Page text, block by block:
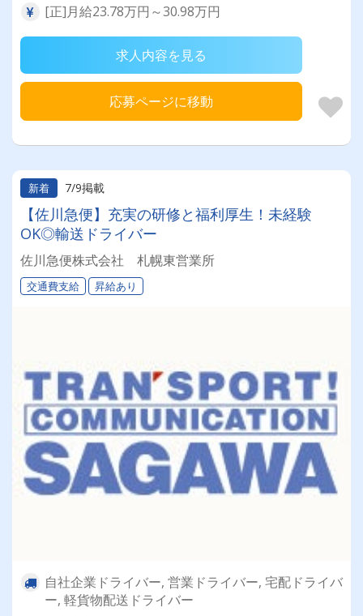
[正]月給23.78万円～30.98万円
求人内容を見る
応募ページに移動
新着 7/9掲載
【佐川急便】充実の研修と福利厚生！未経験
OK◎輸送ドライバー
佐川急便株式会社 札幌東営業所
交通費支給 昇給あり
自社企業ドライバー, 営業ドライバー, 宅配ドライバ
ー, 軽貨物配送ドライバー